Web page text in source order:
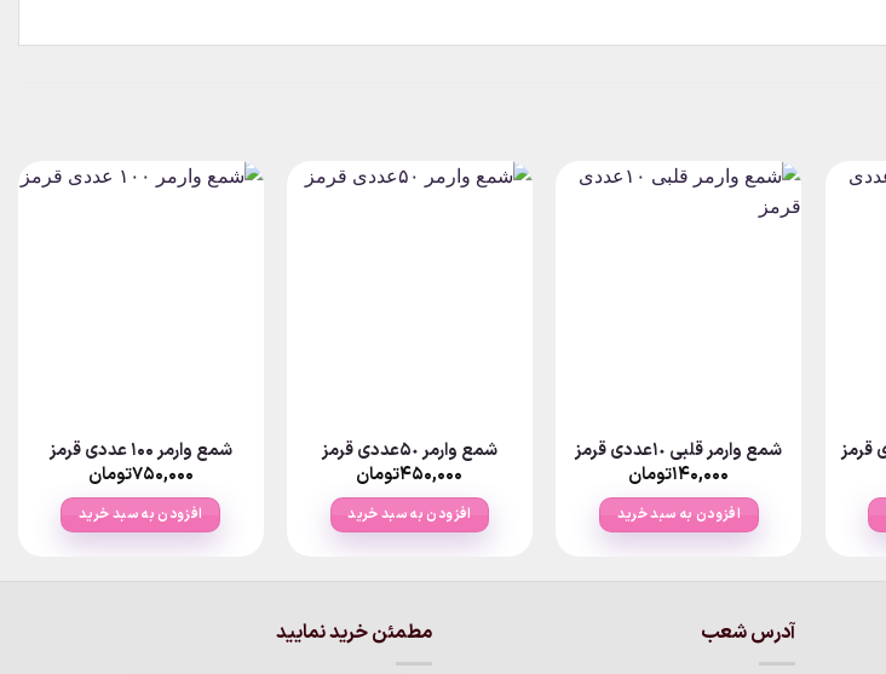
شمع وارمر قلبی ۱٠عددی قرمز
۱۴۰,۰۰۰تومان
افزودن به سبد خرید
شمع وارمر ۵٠عددی قرمز
۴۵۰,۰۰۰تومان
افزودن به سبد خرید
شمع وارمر ۱۰۰ عددی قرمز
۷۵۰,۰۰۰تومان
افزودن به سبد خرید
آدرس شعب مطمئن خرید نمایید